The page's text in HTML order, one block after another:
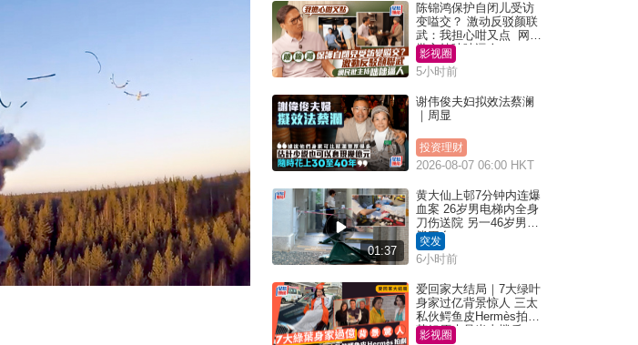
陈锦鸿保护自闭儿受访
变嗌交？ 激动反驳颜联
武：我担心咁又点 网民
批主持咄咄逼人
影视圈
5小时前
谢伟俊夫妇拟效法蔡澜
｜周显
投资理财
2026-08-07 06:00 HKT
01:37
黄大仙上邨7分钟内连爆
血案 26岁男电梯内全身
刀伤送院 另一46岁男倒
毙平台
突发
6小时前
爱回家大结局｜7大绿叶
身家过亿背景惊人 三太
私伙鳄鱼皮Hermès拍剧
苏姐原来是半山楼后
影视圈